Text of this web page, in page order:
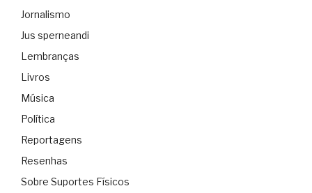
Jornalismo
Jus sperneandi
Lembranças
Livros
Música
Política
Reportagens
Resenhas
Sobre Suportes Físicos